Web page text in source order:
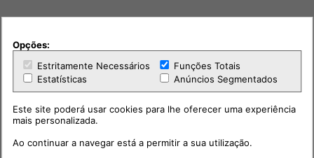
PUB
Opções:
Estritamente Necessários
Funções Totais
Estatísticas
Anúncios Segmentados
Este site poderá usar cookies para lhe oferecer uma experiência
mais personalizada.
Ao continuar a navegar está a permitir a sua utilização.